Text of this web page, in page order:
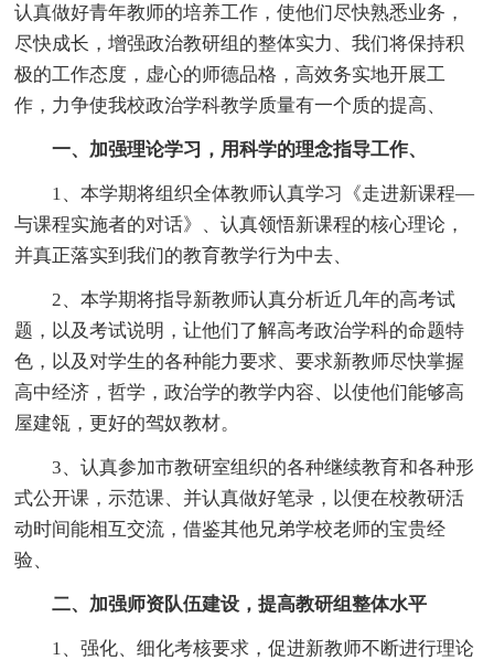
认真做好青年教师的培养工作，使他们尽快熟悉业务，
尽快成长，增强政治教研组的整体实力、我们将保持积
极的工作态度，虚心的师德品格，高效务实地开展工
作，力争使我校政治学科教学质量有一个质的提高、
一、加强理论学习，用科学的理念指导工作、
1、本学期将组织全体教师认真学习《走进新课程—
与课程实施者的对话》、认真领悟新课程的核心理论，
并真正落实到我们的教育教学行为中去、
2、本学期将指导新教师认真分析近几年的高考试
题，以及考试说明，让他们了解高考政治学科的命题特
色，以及对学生的各种能力要求、要求新教师尽快掌握
高中经济，哲学，政治学的教学内容、以使他们能够高
屋建瓴，更好的驾奴教材。
3、认真参加市教研室组织的各种继续教育和各种形
式公开课，示范课、并认真做好笔录，以便在校教研活
动时间能相互交流，借鉴其他兄弟学校老师的宝贵经
验、
二、加强师资队伍建设，提高教研组整体水平
1、强化、细化考核要求，促进新教师不断进行理论